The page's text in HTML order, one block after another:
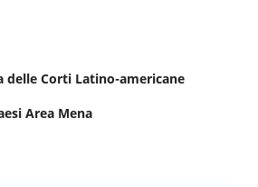
delle Corti Latino-americane
Area Mena